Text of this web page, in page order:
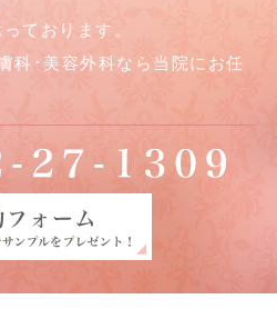
ております。
科･美容外科なら当院にお任